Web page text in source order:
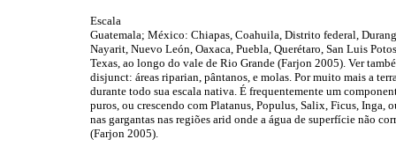
Escala
Guatemala; México: Chiapas, Coahuila, Distrito federal,
Nayarit, Nuevo León, Oaxaca, Puebla, Querétaro, San Luis
Texas, ao longo do vale de Rio Grande (Farjon 2005). Ver
disjunct: áreas riparian, pântanos, e molas. Por muito mais a
durante todo sua escala nativa. É frequentemente um
puros, ou crescendo com Platanus, Populus, Salix, Ficus, Inga,
nas gargantas nas regiões arid onde a água de superfície não
(Farjon 2005).